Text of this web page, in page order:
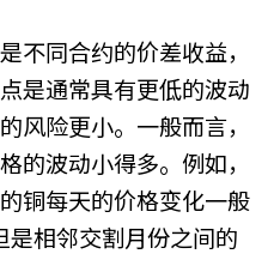
不同合约的价差收益，
是通常具有更低的波动
风险更小。一般而言，
的波动小得多。例如，
铜每天的价格变化一般
相邻交割月份之间的